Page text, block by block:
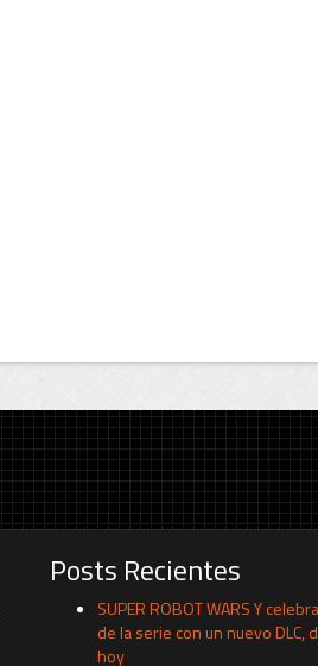
Posts Recientes
SUPER ROBOT WARS Y
de la serie con un nuevo DLC,
hoy